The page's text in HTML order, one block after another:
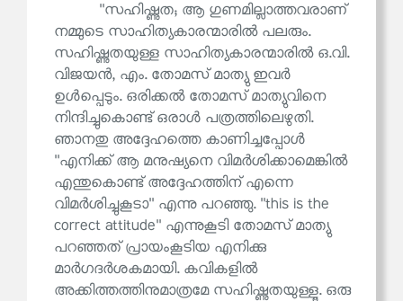
''സഹിഷ്ണുത; ആ ഗുണമില്ലാത്തവരാണ്
നമ്മുടെ സാഹിത്യകാരന്മാരിൽ പലരും.
സഹിഷ്ണുതയുള്ള സാഹിത്യകാരന്മാരിൽ ഒ.വി.
വിജയൻ, എം. തോമസ് മാത്യു ഇവർ
ഉൾപ്പെടും. ഒരിക്കൽ തോമസ് മാത്യുവിനെ
നിന്ദിച്ചുകൊണ്ട് ഒരാൾ പത്രത്തിലെഴുതി.
ഞാനതു അദ്ദേഹത്തെ കാണിച്ചപ്പോൾ
''എനിക്ക് ആ മനുഷ്യനെ വിമർശിക്കാമെങ്കിൽ
എന്തുകൊണ്ട് അദ്ദേഹത്തിന് എന്നെ
വിമർശിച്ചുകൂടാ'' എന്നു പറഞ്ഞു. ''this is the
correct attitude'' എന്നുകൂടി തോമസ് മാത്യു
പറഞ്ഞത് പ്രായംകൂടിയ എനിക്കു
മാർഗദർശകമായി. കവികളിൽ
അക്കിത്തത്തിനുമാത്രമേ സഹിഷ്ണുതയുള്ളൂ. ഒരു